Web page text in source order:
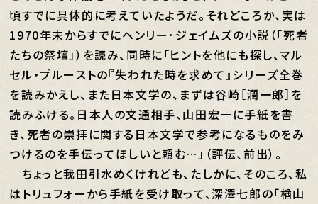
頃すでに具体的に考えていたようだ。それどころか、実は
1970年末からすでにヘンリー･ジェイムズの小説（「死者
たちの祭壇」）を読み、同時に「ヒントを他にも探し、マル
セル・プルーストの『失われた時を求めて』シリーズ全巻
を読みかえし、また日本文学の、まずは谷崎［潤一郎］を
読みふける。日本人の文通相手、山田宏一に手紙を書
き、死者の崇拝に関する日本文学で参考になるものをみ
つけるのを手伝ってほしいと頼む…」（評伝、前出）。
ちょっと我田引水めくけれども、たしかに、そのころ、私
はトリュフォーから手紙を受け取って、深澤七郎の「楢山